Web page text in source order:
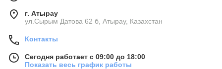
г. Атырау
ул.Сырым Датова 62 б, Атырау, Казахстан
Контакты
Сегодня работает с 09:00 до 18:00
Показать весь график работы